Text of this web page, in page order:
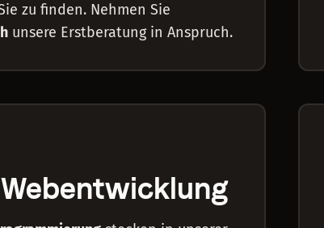
zu finden. Nehmen Sie
unsere Erstberatung in Anspruch.